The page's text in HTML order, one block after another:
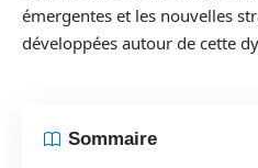
émergentes et les nouvelles
développées autour de cette
Sommaire